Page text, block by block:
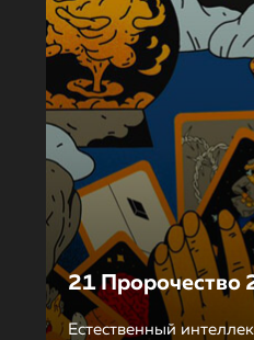
21 Пророчество
Естественный